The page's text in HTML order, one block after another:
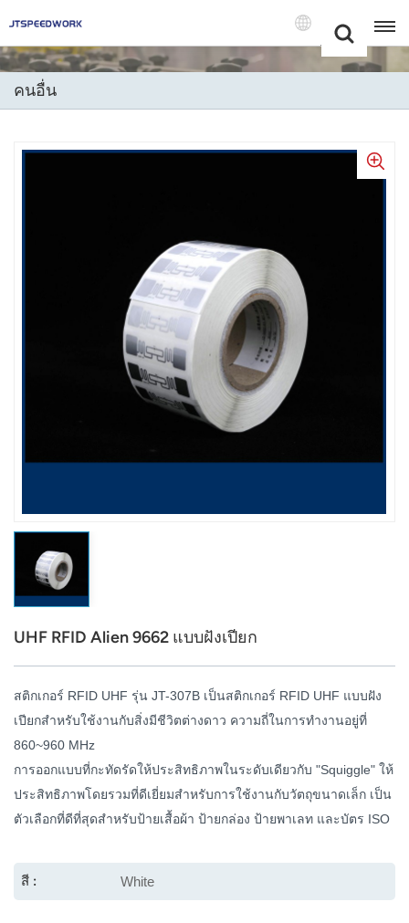
+86 -18681515767
Language(แบบ
English
Français
Italiano
Español
Português
Nederland
Melayu
Polski
แบบไทย
Tiếng Việt
Indonesia
คนอื่น
UHF RFID Alien 9662 แบบฝังเปียก
สติกเกอร์ RFID UHF รุ่น JT-307B เป็นสติกเกอร์ RFID UHF แบบฝัง
เปียกสำหรับใช้งานกับสิ่งมีชีวิตต่างดาว ความถี่ในการทำงานอยู่ที่
860~960 MHz
การออกแบบที่กะทัดรัดให้ประสิทธิภาพในระดับเดียวกับ "Squiggle" ให้
ประสิทธิภาพโดยรวมที่ดีเยี่ยมสำหรับการใช้งานกับวัตถุขนาดเล็ก เป็น
ตัวเลือกที่ดีที่สุดสำหรับป้ายเสื้อผ้า ป้ายกล่อง ป้ายพาเลท และบัตร ISO
สี : White